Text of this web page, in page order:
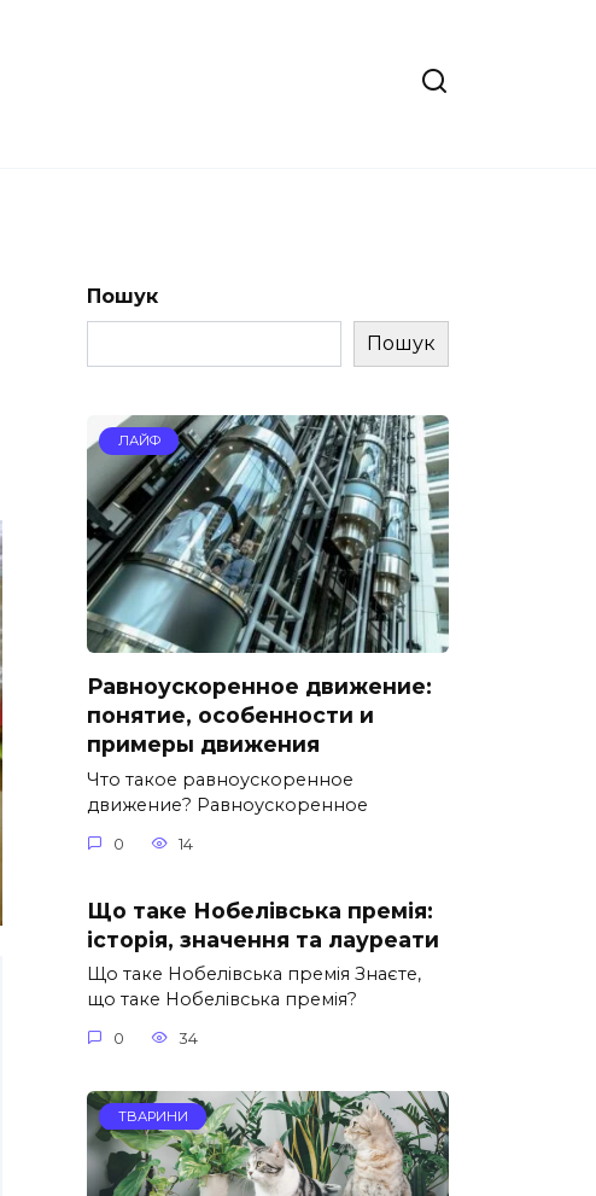
Пошук
Пошук
ЛАЙФ
Равноускоренное движение:
понятие, особенности и
примеры движения
Что такое равноускоренное
движение? Равноускоренное
0 14
Що таке Нобелівська премія:
історія, значення та лауреати
Що таке Нобелівська премія Знаєте,
що таке Нобелівська премія?
0 34
ТВАРИНИ